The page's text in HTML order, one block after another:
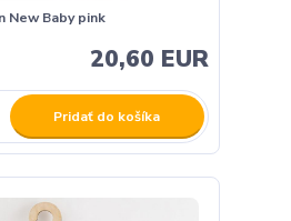
New Baby pink
20,60 EUR
Pridať do košíka